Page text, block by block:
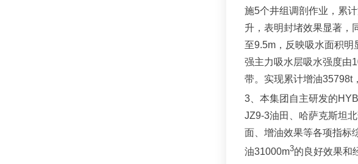
施5个井组调剖作业，累
升，表明封堵效果显著，
至9.5m，反映吸水面积明
强主力吸水层吸水强度由
带。实现累计增油35798t
3、本集团自主研发的
JZ9-3油田、哈萨克斯坦
面、增油效果等各项指标
油31000m3的良好效果和